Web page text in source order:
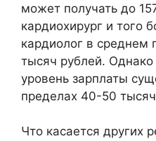
может получать до
кардиохирург и того
кардиолог в среднем
тысяч рублей.
уровень зарплаты
пределах 40-50
Что касается других